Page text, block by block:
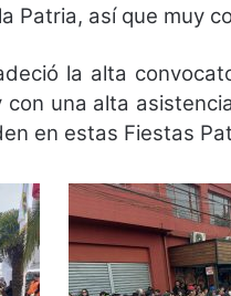
Patria, así que muy
la alta
con una alta
en estas Fiestas